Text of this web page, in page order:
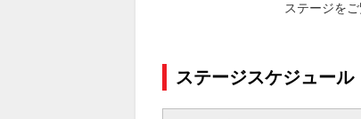
ステージを
ステージスケジュール